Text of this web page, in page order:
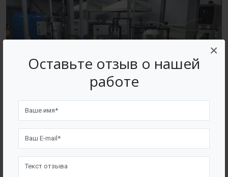
Оставьте отзыв о нашей
работе
×
ВОЗВРАТ К СПИСКУ